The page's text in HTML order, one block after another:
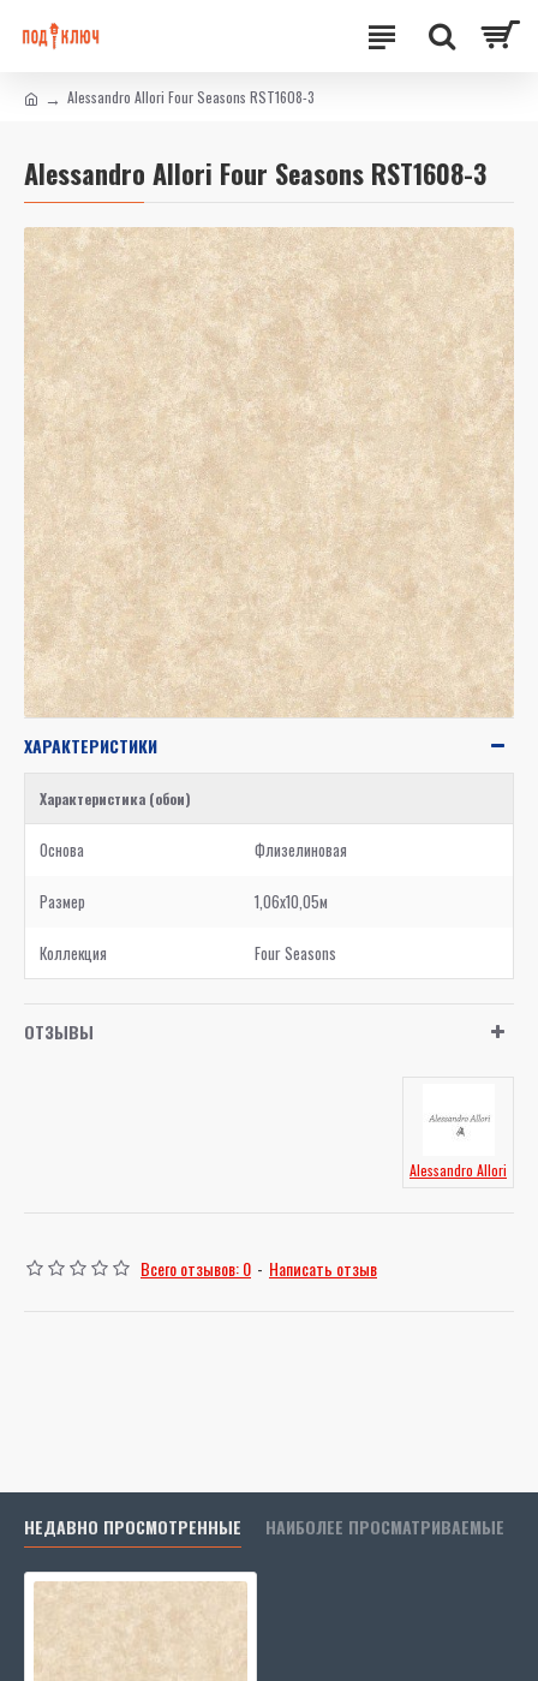
Alessandro Allori Four Seasons RST1608-3
Alessandro Allori Four Seasons RST1608-3
ХАРАКТЕРИСТИКИ
Характеристика (обои)
Основа Флизелиновая
Размер 1,06x10,05м
Коллекция Four Seasons
ОТЗЫВЫ
Alessandro Allori
Всего отзывов: 0 - Написать отзыв
НЕДАВНО ПРОСМОТРЕННЫЕ НАИБОЛЕЕ ПРОСМАТРИВАЕМЫЕ